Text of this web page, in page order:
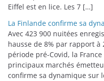
Eiffel est en lice. Les 7 […]
La Finlande confirme sa
Avec 423 900 nuitées
hausse de 8% par rapport à
période pré-Covid, la
principaux marchés
confirme sa dynamique sur